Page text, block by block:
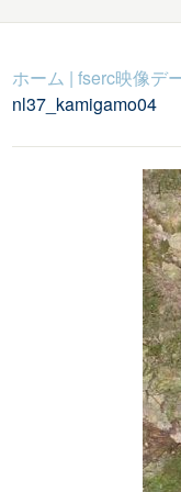
ホーム | fserc映像デ
nl37_kamigamo04